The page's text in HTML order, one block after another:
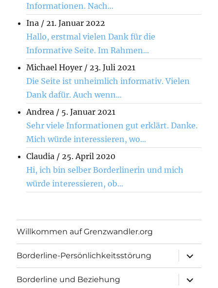
Informationen. Nach...
Ina / 21. Januar 2022
Hallo, erstmal vielen Dank für die
Informative Seite. Im Rahmen...
Michael Hoyer / 23. Juli 2021
Die Seite ist unheimlich informativ. Vielen
Dank dafür. Auch wenn...
Andrea / 5. Januar 2021
Sehr viele Informationen gut erklärt. Danke.
Mich würde interessieren, wo...
Claudia / 25. April 2020
Hi, ich bin selber Borderlinerin und mich
würde interessieren, ob...
Willkommen auf Grenzwandler.org
Borderline-Persönlichkeitsstörung
öffnen
Borderline und Beziehung
öffnen